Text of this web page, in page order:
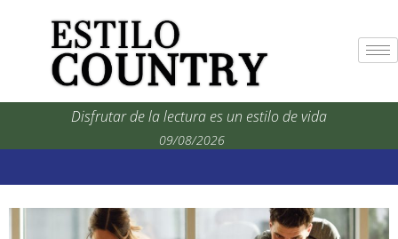
Disfrutar de la lectura es un estilo de vida
09/08/2026